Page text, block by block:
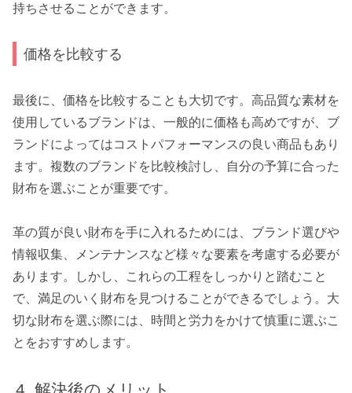
持ちさせることができます。
価格を比較する
最後に、価格を比較することも大切です。高品質な素材を
使用しているブランドは、一般的に価格も高めですが、ブ
ランドによってはコストパフォーマンスの良い商品もあり
ます。複数のブランドを比較検討し、自分の予算に合った
財布を選ぶことが重要です。
革の質が良い財布を手に入れるためには、ブランド選びや
情報収集、メンテナンスなど様々な要素を考慮する必要が
あります。しかし、これらの工程をしっかりと踏むこと
で、満足のいく財布を見つけることができるでしょう。大
切な財布を選ぶ際には、時間と労力をかけて慎重に選ぶこ
とをおすすめします。